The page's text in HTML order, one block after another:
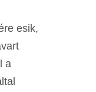
esik,
a